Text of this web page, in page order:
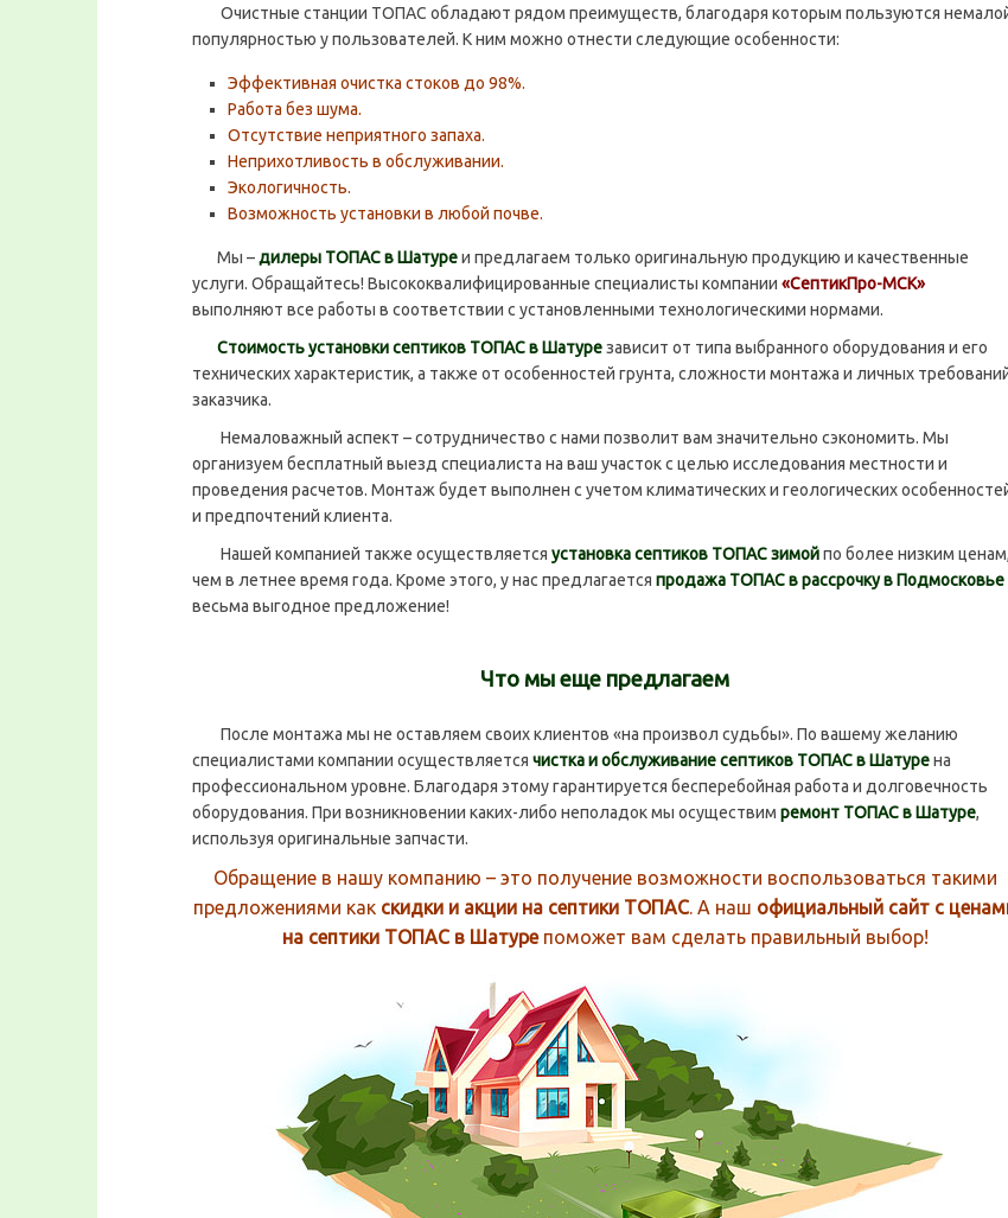
Очистные станции ТОПАС обладают рядом преимуществ, благодаря которым пользуются
популярностью у пользователей. К ним можно отнести следующие особенности:
Эффективная очистка стоков до 98%.
Работа без шума.
Отсутствие неприятного запаха.
Неприхотливость в обслуживании.
Экологичность.
Возможность установки в любой почве.
Мы –дилеры ТОПАС в Шатуреи предлагаем только оригинальную продукцию и качественные
услуги. Обращайтесь! Высококвалифицированные специалисты компании «СептикПро-МСК»
выполняют все работы в соответствии с установленными технологическими нормами.
Стоимость установки септиков ТОПАС в Шатурезависит от типа выбранного оборудования и его
технических характеристик, а также от особенностей грунта, сложности монтажа и личных
заказчика.
Немаловажный аспект – сотрудничество с нами позволит вам значительно сэкономить. Мы
организуем бесплатный выезд специалиста на ваш участок с целью исследования местности и
проведения расчетов. Монтаж будет выполнен с учетом климатических и геологических
и предпочтений клиента.
Нашей компанией также осуществляется установка септиков ТОПАС зимойпо более низким ценам,
чем в летнее время года. Кроме этого, у нас предлагается продажа ТОПАС в рассрочку в Подмосковье
весьма выгодное предложение!
Что мы еще предлагаем
После монтажа мы не оставляем своих клиентов «на произвол судьбы». По вашему желанию
специалистами компании осуществляется чистка и обслуживание септиков ТОПАС в Шатурена
профессиональном уровне. Благодаря этому гарантируется бесперебойная работа и долговечность
оборудования. При возникновении каких-либо неполадок мы осуществим ремонт ТОПАС в Шатуре,
используя оригинальные запчасти.
Обращение в нашу компанию – это получение возможности воспользоваться такими
предложениями как скидки и акции на септики ТОПАС. А наш официальный сайт с
на септики ТОПАС в Шатуре поможет вам сделать правильный выбор!